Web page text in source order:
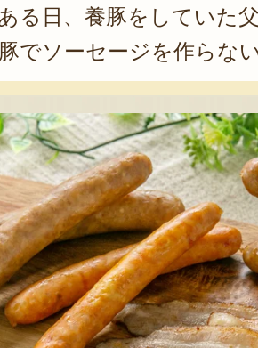
る日、養豚をしていた
でソーセージを作らな
。全国食肉学校に通い
ン」を設立。開店以来
さんが「自身の原点」
農業に取り組んでいた
安心・安全なものを食
配ってくれていました
付いているんです」と
どもたちに、自信を持